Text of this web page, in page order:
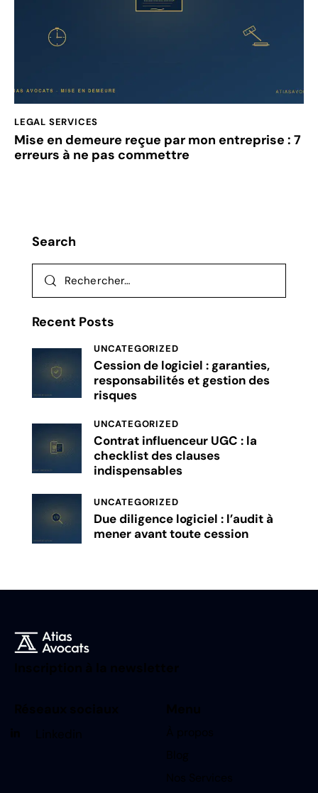
LEGAL SERVICES
Mise en demeure reçue par mon entreprise : 7
erreurs à ne pas commettre
Search
Recent Posts
UNCATEGORIZED
Cession de logiciel : garanties,
responsabilités et gestion des
risques
UNCATEGORIZED
Contrat influenceur UGC : la
checklist des clauses
indispensables
UNCATEGORIZED
Due diligence logiciel : l’audit à
mener avant toute cession